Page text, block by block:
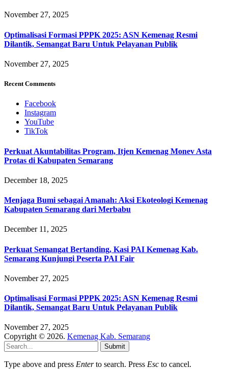
November 27, 2025
Optimalisasi Formasi PPPK 2025: ASN Kemenag Resmi
Dilantik, Semangat Baru Untuk Pelayanan Publik
November 27, 2025
Recent Comments
Facebook
Instagram
YouTube
TikTok
Perkuat Akuntabilitas Program, Itjen Kemenag Monev Asta
Protas di Kabupaten Semarang
December 18, 2025
Menjaga Bumi sebagai Amanah: Aksi Ekoteologi Kemenag
Kabupaten Semarang dari Merbabu
December 11, 2025
Perkuat Semangat Bertanding, Kasi PAI Kemenag Kab.
Semarang Kunjungi Peserta PAI Fair
November 27, 2025
Optimalisasi Formasi PPPK 2025: ASN Kemenag Resmi
Dilantik, Semangat Baru Untuk Pelayanan Publik
November 27, 2025
Copyright © 2026. Kemenag Kab. Semarang
Submit
Type above and press Enterto search. Press Esc to cancel.